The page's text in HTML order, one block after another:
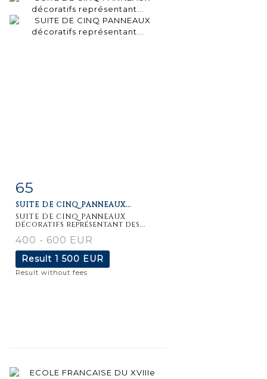
Item detail
65
SUITE DE CINQ PANNEAUX...
SUITE DE CINQ PANNEAUX
décoratifs représentant des...
400 - 600 EUR
Result 1 500 EUR
Result without fees